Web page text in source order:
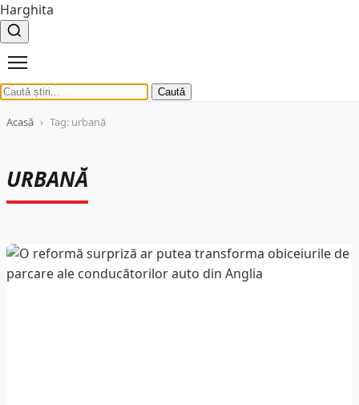
Harghita
Caută
Acasă › Tag: urbană
URBANĂ